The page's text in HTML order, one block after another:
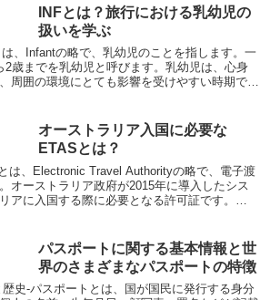
ることができます。ただし、コネクティングフ
は、乗り継ぎ便の出発時刻と到着時刻を慎重に
切です。-トランジットを利用する際の注意点-
る際には、いくつかの注意点があります。ま
用する際には、乗り継ぎ便の出発時刻と到着時
くことが大切です。乗り継ぎ便の出発時刻が遅
査を受ける必要があります。乗り継ぎ地での入
時間がかかる場合があるので、時間に余裕を持
ります。さらに、トランジットを利用する際に
貨や言葉を確認しておくことも大切です。乗り
がわからないと、トラブルになる可能性があり
まです。業務渡航は、企業のグローバル
化に伴い、近年ますます増加していま
す。グローバル化とは、国境を越えて企
業や組織の活動が行われるようになるこ
とで、業務渡航はグローバル化の重要な
要素となっています。業務渡航は、企業
することができます。直接会って商談や
会議を行うことで、相互理解を深め、信
頼関係を築くことができます。また、調
査や研修を行うことで、新しい知識や技
術を習得することができます。さらに、
海外の文化や習慣を学ぶことで、国際的
す。まず、費用がかかります。航空券、
宿泊費、旅費など、業務渡航には多くの
費用がかかります。また、業務渡航中
は、本業に集中することが難しくなりま
INFとは？旅行における乳幼児の
扱いを学ぶ
は、Infantの略で、乳幼児のことを指します。一
2歳までを乳幼児と呼びます。乳幼児は、心身
周囲の環境にとても影響を受けやすい時期で
のことが挙げられます。・移動手段の選択乳幼
手段の選択が重要です。飛行機や新幹線などの
幼児は長時間同じ姿勢でいることが難しく、ぐ
ります。そのため、乳幼児連れに優しい移動手
す。・宿泊先の選択乳幼児との旅行では、宿泊
乳幼児連れに優しいホテルや旅館は、ベビーベ
要です。乳幼児に必要な哺乳瓶やミルク、おむ
替えや防寒具なども忘れずに準備しましょう。
ゃや絵本なども持って行くと、移動中や宿泊先
とができます。・体調管理乳幼児との旅行で
オーストラリア入国に必要な
ETASとは？
は、Electronic Travel Authorityの略で、電子渡
オーストラリア政府が2015年に導入したシス
アに入国する際に必要となる許可証です。
リア国民、ニュージーランド国民、ビザを持っ
ての外国人が申請する必要があります。ETAS
行うことができ、申請にかかる時間は15分ほ
スポート情報、連絡先情報、渡航目的、滞在期
パスポートに関する基本情報と世
界のさまざまなパスポートの特徴
史-パスポートとは、国が国民に発行する身分